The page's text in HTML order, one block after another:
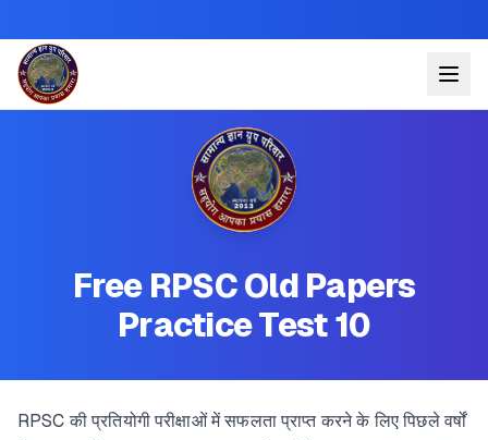
Free RPSC Old Papers
Practice Test 10
RPSC की प्रतियोगी परीक्षाओं में सफलता प्राप्त करने के लिए पिछले वर्षों